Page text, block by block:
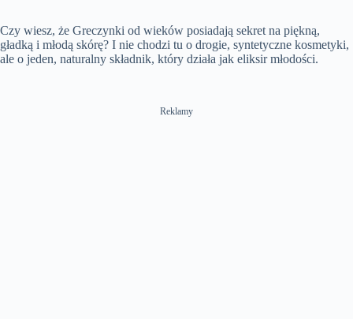
y
u
t
e
e
t
T
i
m
t
o
n
t
i
n
g
l
s
c
r
Czy wiesz, że Greczynki od wieków posiadają sekret na piękną,
gładką i młodą skórę? I nie chodzi tu o drogie, syntetyczne kosmetyki,
ale o jeden, naturalny składnik, który działa jak eliksir młodości.
Reklamy